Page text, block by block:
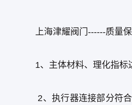
上海津耀阀门------质量
1、主体材料、理化指标
2、执行器连接部分符